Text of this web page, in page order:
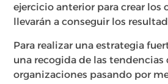
ejercicio anterior para crear los
llevarán a conseguir los
Para realizar una estrategia
una recogida de las tendencias
organizaciones pasando por